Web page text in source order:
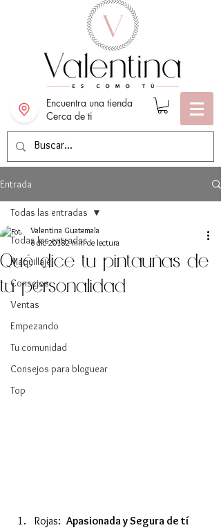
Encuentra una tienda
Cerca de ti
Entrada
Todas las entradas
Maquillaje
Consejos
Ventas
Empezando
Tu comunidad
Consejos para bloguear
Top
Todas las entradas
Qué dice tu pintauñas de
tu personalidad
Valentina Guatemala
6 dic 20182 min de lectura
Rojas: Apasionada y Segura de tí